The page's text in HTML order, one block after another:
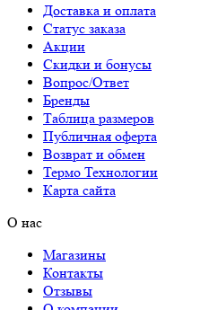
Доставка и оплата
Статус заказа
Акции
Скидки и бонусы
Вопрос/Ответ
Бренды
Таблица размеров
Публичная оферта
Возврат и обмен
Термо Технологии
Карта сайта
О нас
Магазины
Контакты
Отзывы